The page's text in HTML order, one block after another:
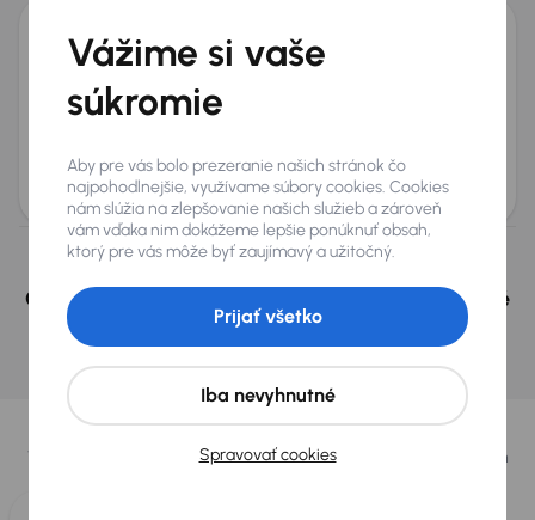
Cupra Leon 1.5 eTSI
35 863 km
Servisná knižka 1.5 eTSI
Mesačná splátka
od 75 €
Akciová cena na úver
21 500 €
Nevybrali ste si? Nevadí, na našich pobočkách v
Českej republike a v Polsku môžeme mať podobné
vozidlá, ktoré hľadáte.
Nájsť podobný automobil
Vybrali sme pre vás
Vyberáme pre vás tie najlepšie vozidláz našej ponuky. Každý deň
Vážime si vaše
súkromie
Aby pre vás bolo prezeranie našich stránok čo
najpohodlnejšie, využívame súbory cookies. Cookies
nám slúžia na zlepšovanie našich služieb a zároveň
vám vďaka nim dokážeme lepšie ponúknuť obsah,
ktorý pre vás môže byť zaujímavý a užitočný.
Spravovať cookies
Iba nevyhnutné
Prijať všetko